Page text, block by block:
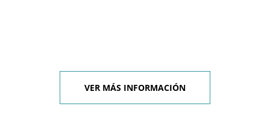
VER MÁS INFORMACIÓN